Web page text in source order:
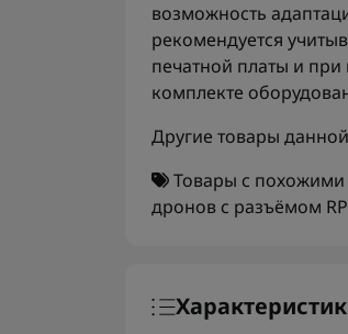
возможность
рекомендуется
печатной платы и
комплекте
Другие товары
Товары с похожими
дронов с разъёмом